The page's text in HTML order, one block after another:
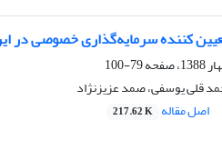
کننده سرمایه‌گذاری خصوصی در
79-100
قلی یوسفی، صمد عزیزنژاد
اصل مقاله 217.62 K